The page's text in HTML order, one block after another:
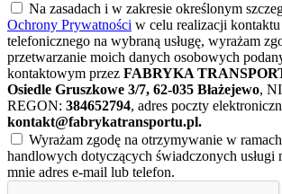
Na zasadach i w zakresie określonym
Ochrony Prywatności w celu realizacji
telefonicznego na wybraną usługę, wyrażam
przetwarzanie moich danych osobowych
kontaktowym przez FABRYKA
Osiedle Gruszkowe 3/7, 62-035 Błażejewo,
REGON: 384652794, adres poczty
kontakt@fabrykatransportu.pl.
Wyrażam zgodę na otrzymywanie w
handlowych dotyczących świadczonych usługi
mnie adres e-mail lub telefon.